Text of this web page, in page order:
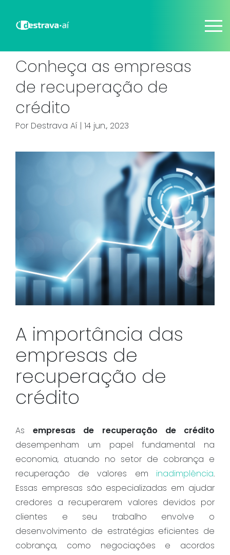
Conheça as empresas
de recuperação de
crédito
Por Destrava Aí | 14 jun., 2023
A importância das
empresas de
recuperação de
crédito
Asempresas de recuperação de crédito
desempenham um papel fundamental na
economia, atuando no setor de cobrança e
recuperação de valores em inadimplência.
Essas empresas são especializadas em ajudar
credores a recuperarem valores devidos por
clientes e seu trabalho envolve o
desenvolvimento de estratégias eficientes de
cobrança, como negociações e acordos